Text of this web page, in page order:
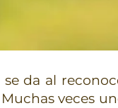
da al
veces